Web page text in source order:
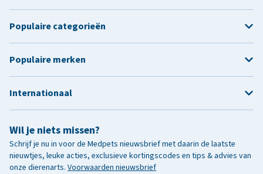
Wil je niets missen?
Schrijf je nu in voor de Medpets nieuwsbrief met daarin de laatste
nieuwtjes, leuke acties, exclusieve kortingscodes en tips & advies van
onze dierenarts. Voorwaarden nieuwsbrief
Populaire categorieën
Populaire merken
Internationaal